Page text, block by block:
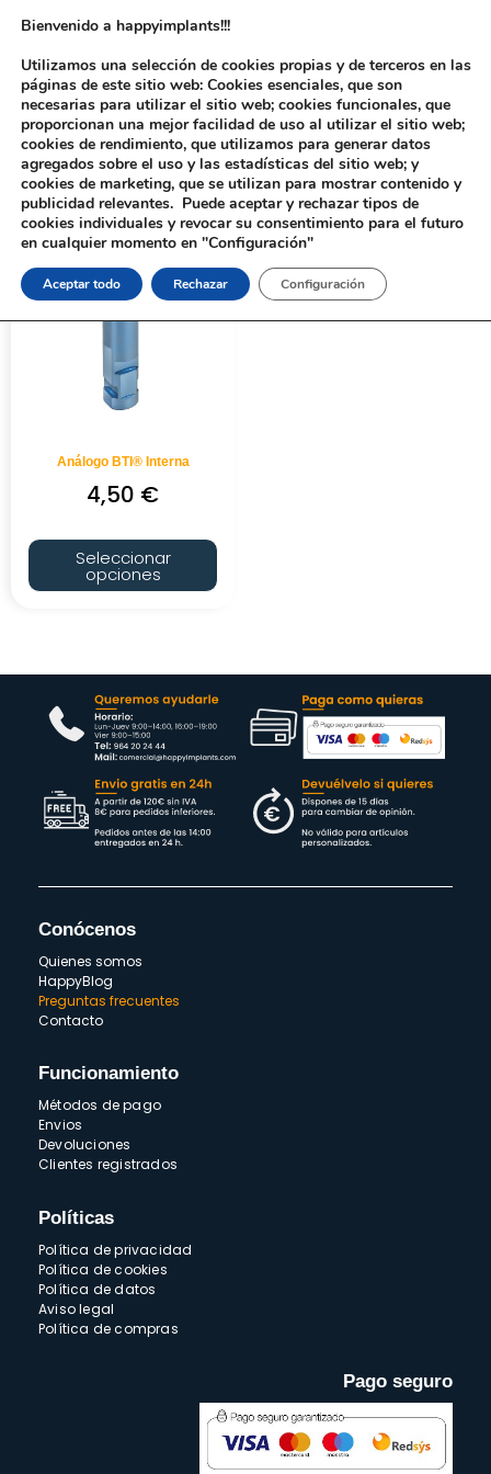
Inicio/ Productos etiquetados “502”
Análogo BTI® Interna
4,50 €
Seleccionar
opciones
Conócenos
Quienes somos
HappyBlog
Preguntas frecuentes
Contacto
Funcionamiento
Métodos de pago
Envios
Devoluciones
Clientes registrados
Políticas
Política de privacidad
Política de cookies
Política de datos
Aviso legal
Política de compras
Pago seguro
Bienvenido a happyimplants!!!
Utilizamos una selección de cookies propias y de terceros en las
páginas de este sitio web: Cookies esenciales, que son
necesarias para utilizar el sitio web; cookies funcionales, que
proporcionan una mejor facilidad de uso al utilizar el sitio web;
cookies de rendimiento, que utilizamos para generar datos
agregados sobre el uso y las estadísticas del sitio web; y
cookies de marketing, que se utilizan para mostrar contenido y
publicidad relevantes. Puede aceptar y rechazar tipos de
cookies individuales y revocar su consentimiento para el futuro
en cualquier momento en "Configuración"
Aceptar todo Rechazar Configuración